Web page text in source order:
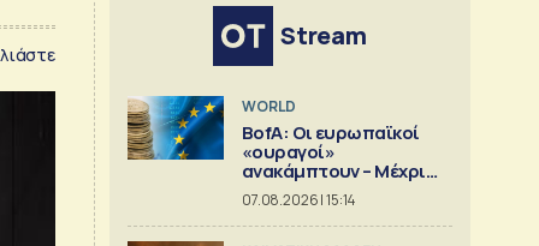
Stream
WORLD
BofA: Οι ευρωπαϊκοί
«ουραγοί»
ανακάμπτουν – Μέχρι
πού μπορεί να φτάσει η
άνοδος;
07.08.2026 | 15:14